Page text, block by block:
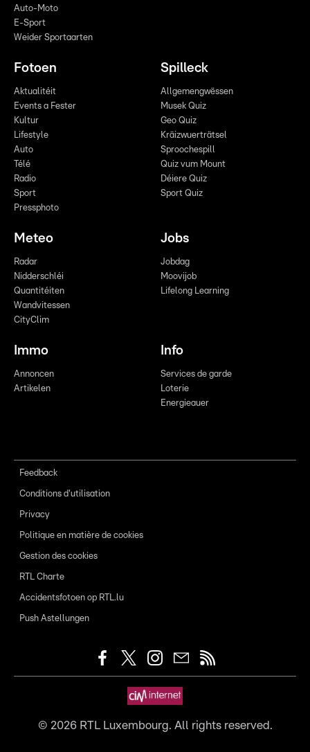
Auto-Moto
E-Sport
Weider Sportaarten
Fotoen
Aktualitéit
Events a Fester
Kultur
Lifestyle
Auto
Télé
Radio
Sport
Pressphoto
Spilleck
Allgemengwëssen
Musek Quiz
Geo Quiz
Kräizwuerträtsel
Sproochespill
Quiz vum Mount
Déiere Quiz
Sport Quiz
Meteo
Radar
Nidderschléi
Quantitéiten
Wandvitessen
CityClim
Jobs
Jobdag
Moovijob
Lifelong Learning
Immo
Annoncen
Artikelen
Info
Services de garde
Loterie
Energieauer
Feedback
Conditions d'utilisation
Privacy
Politique en matière de cookies
Gestion des cookies
RTL Charte
Accidentsfotoen op RTL.lu
Push Astellungen
© 2026RTL Luxembourg. All rights reserved.